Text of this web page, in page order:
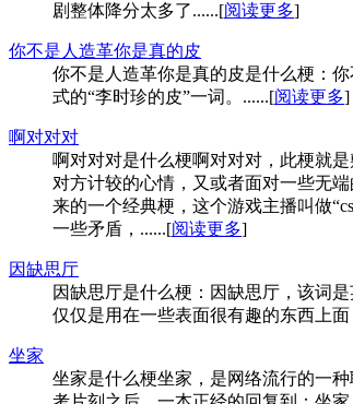
剧整体降分太多了......[阅读更多]
你不是人造革你是真的皮
你不是人造革你是真的皮是什么梗：
式的“李时珍的皮”一词。......[阅读更多]
啊对对对
啊对对对是什么梗啊对对对，此梗就
对方计较的心情，又或者面对一些无
来的一个经典梗，这个游戏主播叫做
一些矛盾，......[阅读更多]
因缺思厅
因缺思厅是什么梗：因缺思厅，该词
仅仅是用在一些表面很有趣的东西上
坐家
坐家是什么梗坐家，是网络流行的一